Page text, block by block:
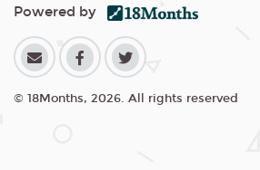
Powered by
© 18Months, 2026. All rights reserved